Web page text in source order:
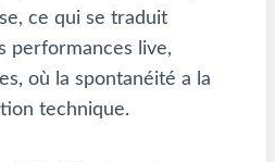
ce qui se traduit
performances live,
où la spontanéité a la
technique.